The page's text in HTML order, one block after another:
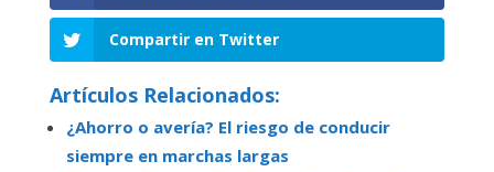
Compartir en Twitter
Artículos Relacionados:
¿Ahorro o avería? El riesgo de conducir
siempre en marchas largas